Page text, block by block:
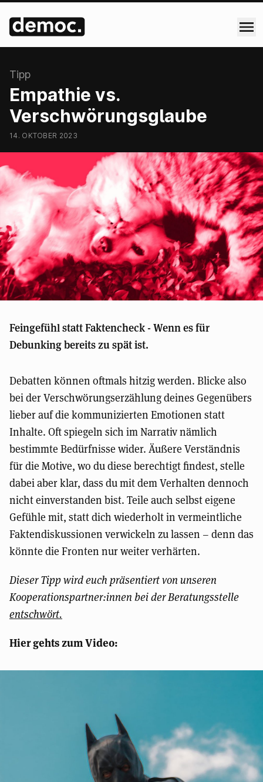
Tipp:
Empathie vs.
Verschwörungsglaube
14. OKTOBER 2023
Feingefühl statt Faktencheck - Wenn es für
Debunking bereits zu spät ist.
Debatten können oftmals hitzig werden. Blicke also
bei der Verschwörungserzählung deines Gegenübers
lieber auf die kommunizierten Emotionen statt
Inhalte. Oft spiegeln sich im Narrativ nämlich
bestimmte Bedürfnisse wider. Äußere Verständnis
für die Motive, wo du diese berechtigt findest, stelle
dabei aber klar, dass du mit dem Verhalten dennoch
nicht einverstanden bist. Teile auch selbst eigene
Gefühle mit, statt dich wiederholt in vermeintliche
Faktendiskussionen verwickeln zu lassen – denn das
könnte die Fronten nur weiter verhärten.
Dieser Tipp wird euch präsentiert von unseren
Kooperationspartner:innen bei der Beratungsstelle
entschwört.
Hier gehts zum Video: